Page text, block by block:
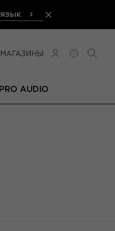
МАГАЗИНЫ
СОЕДИНЕНИЕ
ПОМОЩЬ
PRO AUDIO